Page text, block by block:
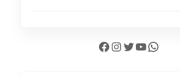
Facebook InstagramTwitter YouTube WhatsApp